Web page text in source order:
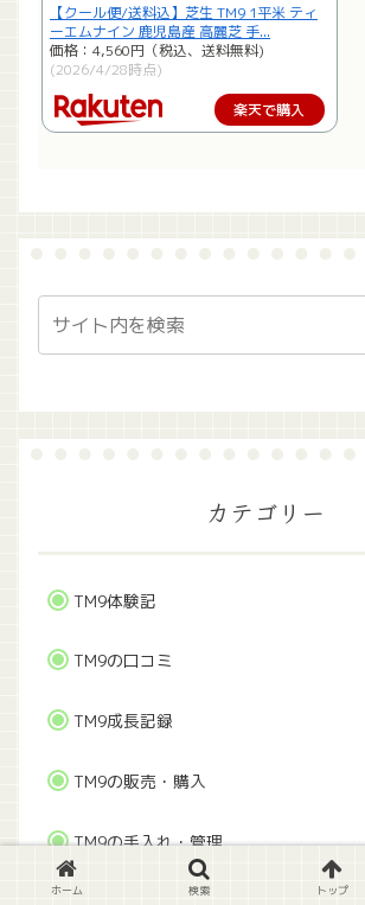
【クール便/送料込】芝生 TM9 1平米 ティ
ーエムナイン 鹿児島産 高麗芝 手...
価格：4,560円（税込、送料無料)
(2026/4/28時点)
楽天で購入
カテゴリー
TM9体験記
TM9の口コミ
TM9成長記録
TM9の販売・購入
TM9の手入れ・管理
ホーム 検索 トップ